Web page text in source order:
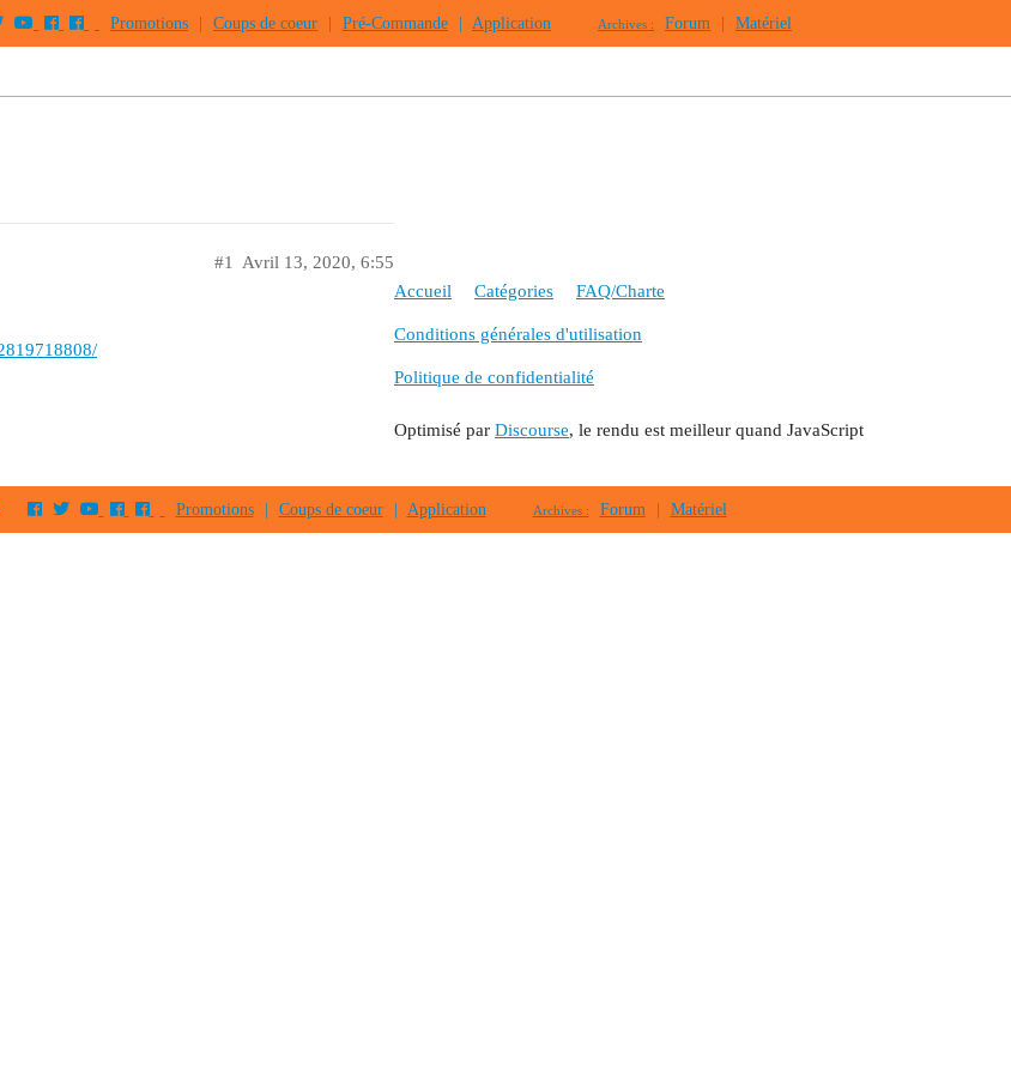
Promotions Coups de coeur Pré-Commande Application Archives : Forum Matériel
Avril 13, 2020, 6:55
#1
Accueil Catégories FAQ/Charte
Conditions générales d'utilisation
Politique de confidentialité
Optimisé par Discourse, le rendu est meilleur quand JavaScript
Promotions | Coups de coeur | Application Archives : Forum | Matériel